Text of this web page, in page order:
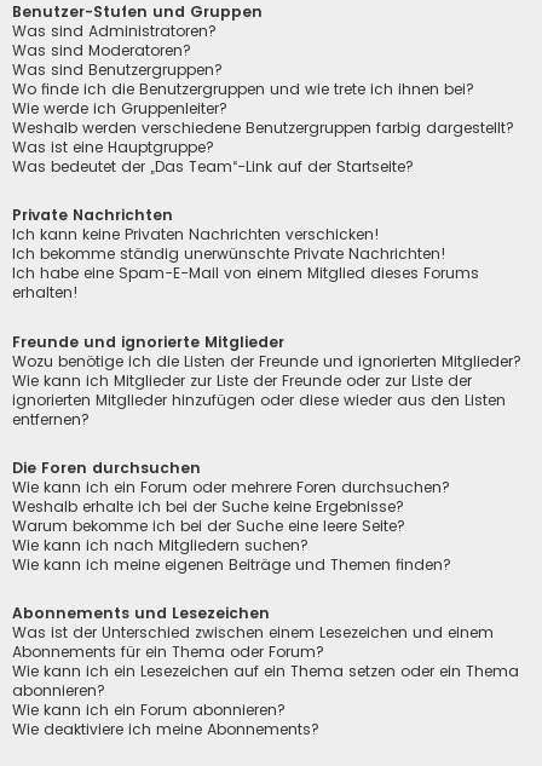
Benutzer-Stufen und Gruppen
Was sind Administratoren?
Was sind Moderatoren?
Was sind Benutzergruppen?
Wo finde ich die Benutzergruppen und wie trete ich ihnen bei?
Wie werde ich Gruppenleiter?
Weshalb werden verschiedene Benutzergruppen farbig dargestellt?
Was ist eine Hauptgruppe?
Was bedeutet der „Das Team“-Link auf der Startseite?
Private Nachrichten
Ich kann keine Privaten Nachrichten verschicken!
Ich bekomme ständig unerwünschte Private Nachrichten!
Ich habe eine Spam-E-Mail von einem Mitglied dieses Forums
erhalten!
Freunde und ignorierte Mitglieder
Wozu benötige ich die Listen der Freunde und ignorierten Mitglieder?
Wie kann ich Mitglieder zur Liste der Freunde oder zur Liste der
ignorierten Mitglieder hinzufügen oder diese wieder aus den Listen
entfernen?
Die Foren durchsuchen
Wie kann ich ein Forum oder mehrere Foren durchsuchen?
Weshalb erhalte ich bei der Suche keine Ergebnisse?
Warum bekomme ich bei der Suche eine leere Seite?
Wie kann ich nach Mitgliedern suchen?
Wie kann ich meine eigenen Beiträge und Themen finden?
Abonnements und Lesezeichen
Was ist der Unterschied zwischen einem Lesezeichen und einem
Abonnements für ein Thema oder Forum?
Wie kann ich ein Lesezeichen auf ein Thema setzen oder ein Thema
abonnieren?
Wie kann ich ein Forum abonnieren?
Wie deaktiviere ich meine Abonnements?